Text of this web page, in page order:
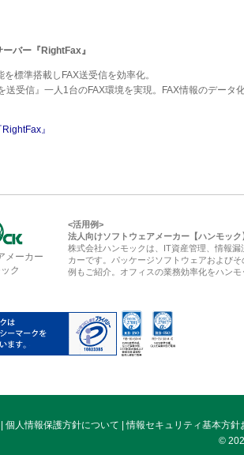
バー『RightFax』
を標準搭載しFAX送受信を効率化。
送受信』一人1台のFAX環境を実現。FAX情報のデー
』
<活用例>
法人向けソフトウェアメーカー【ハンモッ
株式会社ハンモックは、IT資産管理、情報
カーです。パッケージソフトウェアおよび
例もご紹介。オフィスの業務効率化をハン
メーカー
ク
| 個人情報保護方針について |情報セキュリティ基本方針
©